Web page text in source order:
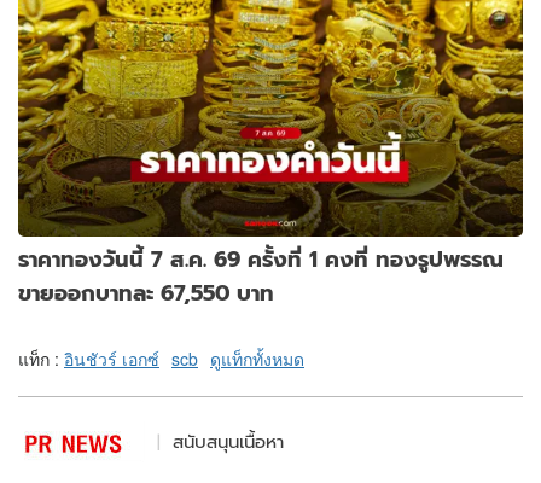
ราคาทองวันนี้ 7 ส.ค. 69 ครั้งที่ 1 คงที่ ทองรูปพรรณ
ขายออกบาทละ 67,550 บาท
แท็ก : อินชัวร์ เอกซ์ scb ดูแท็กทั้งหมด
สนับสนุนเนื้อหา